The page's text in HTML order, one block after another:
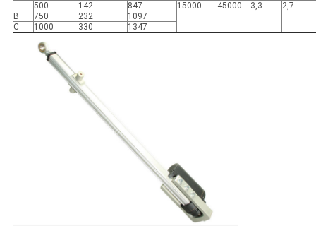
500
142 847 15000 45000 3,3
2,7
B
750 232
1097
C
1000 330 1347